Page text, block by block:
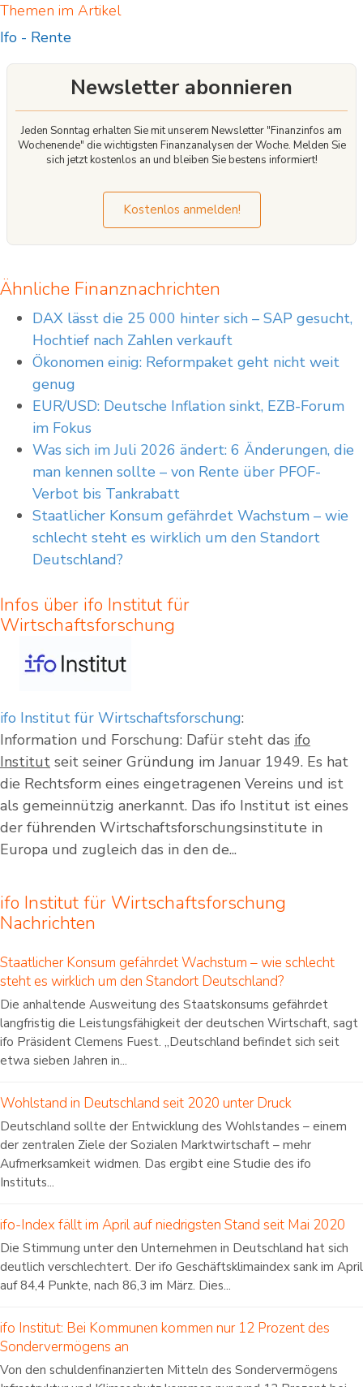
Themen im Artikel
Ifo - Rente
Newsletter abonnieren
Jeden Sonntag erhalten Sie mit unserem Newsletter "Finanzinfos am
Wochenende" die wichtigsten Finanzanalysen der Woche. Melden Sie
sich jetzt kostenlos an und bleiben Sie bestens informiert!
Kostenlos anmelden!
Ähnliche Finanznachrichten
DAX lässt die 25 000 hinter sich – SAP gesucht,
Hochtief nach Zahlen verkauft
Ökonomen einig: Reformpaket geht nicht weit
genug
EUR/USD: Deutsche Inflation sinkt, EZB-Forum
im Fokus
Was sich im Juli 2026 ändert: 6 Änderungen, die
man kennen sollte – von Rente über PFOF-
Verbot bis Tankrabatt
Staatlicher Konsum gefährdet Wachstum – wie
schlecht steht es wirklich um den Standort
Deutschland?
Infos über ifo Institut für
Wirtschaftsforschung
ifo Institut für Wirtschaftsforschung:
Information und Forschung: Dafür steht das ifo
Institut seit seiner Gründung im Januar 1949. Es hat
die Rechtsform eines eingetragenen Vereins und ist
als gemeinnützig anerkannt. Das ifo Institut ist eines
der führenden Wirtschaftsforschungsinstitute in
Europa und zugleich das in den de...
ifo Institut für Wirtschaftsforschung
Nachrichten
Staatlicher Konsum gefährdet Wachstum – wie schlecht
steht es wirklich um den Standort Deutschland?
Die anhaltende Ausweitung des Staatskonsums gefährdet
langfristig die Leistungsfähigkeit der deutschen Wirtschaft, sagt
ifo Präsident Clemens Fuest. „Deutschland befindet sich seit
etwa sieben Jahren in...
Wohlstand in Deutschland seit 2020 unter Druck
Deutschland sollte der Entwicklung des Wohlstandes – einem
der zentralen Ziele der Sozialen Marktwirtschaft – mehr
Aufmerksamkeit widmen. Das ergibt eine Studie des ifo
Instituts...
ifo-Index fällt im April auf niedrigsten Stand seit Mai 2020
Die Stimmung unter den Unternehmen in Deutschland hat sich
deutlich verschlechtert. Der ifo Geschäftsklimaindex sank im April
auf 84,4 Punkte, nach 86,3 im März. Dies...
ifo Institut: Bei Kommunen kommen nur 12 Prozent des
Sondervermögens an
Von den schuldenfinanzierten Mitteln des Sondervermögens